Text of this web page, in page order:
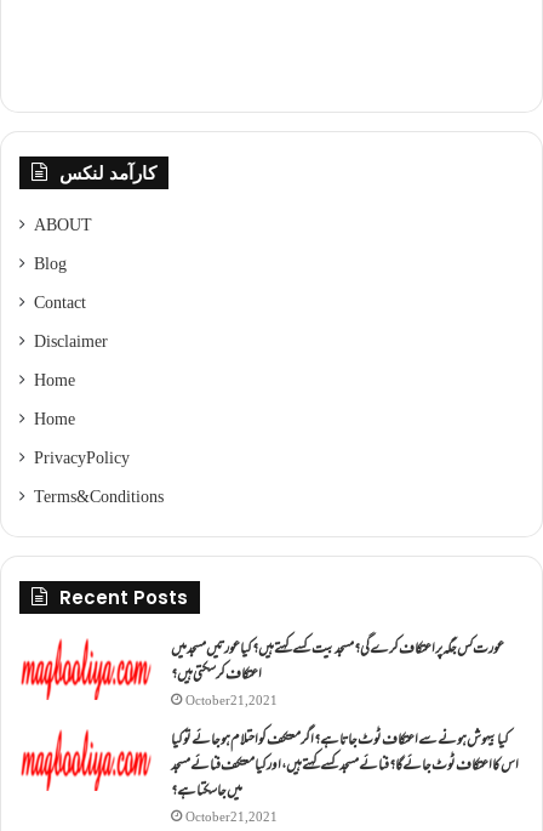
کارآمد لنکس
ABOUT
Blog
Contact
Disclaimer
Home
Home
Privacy Policy
Terms & Conditions
Recent Posts
عورت کس جگہ پر اعتکاف کرے گی؟مسجد بیت کسے کہتے ہیں؟کیا عورتیں مسجد میں
اعتکاف کر سکتی ہیں؟
October 21, 2021
کیا بیہوش ہونے سے اعتکاف ٹوٹ جاتا ہے؟ اگر معتکف کو احتلام ہو جائے تو کیا
اس کا اعتکاف ٹوٹ جائے گا؟فنائے مسجد کسے کہتے ہیں ، اور کیا معتکف فنائے مسجد
میں جا سکتا ہے؟
October 21, 2021